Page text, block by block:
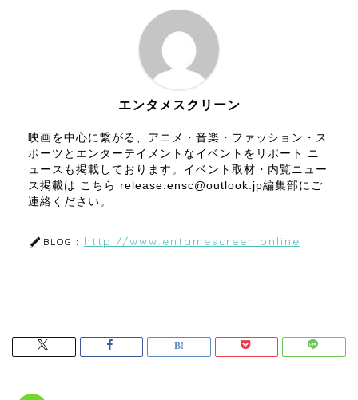
エンタメスクリーン
映画を中心に繋がる、アニメ・音楽・ファッション・ス
ポーツとエンターテイメントなイベントをリポート ニ
ュースも掲載しております。イベント取材・内覧ニュー
ス掲載は こちら release.ensc@outlook.jp編集部にご
連絡ください。
BLOG： http://www.entamescreen.online